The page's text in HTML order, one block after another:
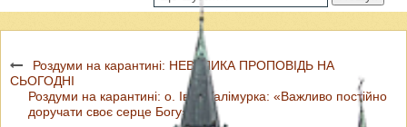
Роздуми на карантині: НЕВЕЛИКА ПРОПОВІДЬ НА
СЬОГОДНІ
Роздуми на карантині: о. Іван Галімурка: «Важливо постійно
доручати своє серце Богу»